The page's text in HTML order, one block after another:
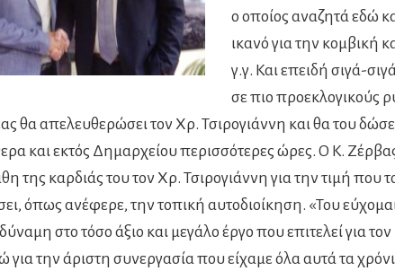
ο οποίος αναζητά εδώ
ικανό για την κομβική
γ.γ. Και επειδή σιγά-
σε πιο προεκλογικούς
θα απελευθερώσει τον Χρ. Τσιρογιάννη και θα του
και εκτός Δημαρχείου περισσότερες ώρες. Ο Κ.
της καρδιάς του τον Χρ. Τσιρογιάννη για την τιμή που
όπως ανέφερε, την τοπική αυτοδιοίκηση. «Του
δύναμη στο τόσο άξιο και μεγάλο έργο που επιτελεί για
για την άριστη συνεργασία που είχαμε όλα αυτά τα